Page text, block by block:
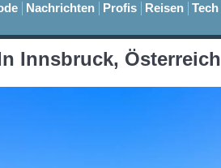
Nachrichten Profis Reisen Tech
Innsbruck, Österreich